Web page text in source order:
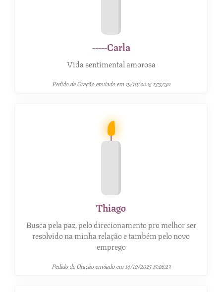
-----Carla
Vida sentimental amorosa
Pedido de Oração enviado em 15/10/2025 13:37:30
Thiago
Busca pela paz, pelo direcionamento pro melhor ser
resolvido na minha relação e também pelo novo
emprego
Pedido de Oração enviado em 14/10/2025 15:08:23